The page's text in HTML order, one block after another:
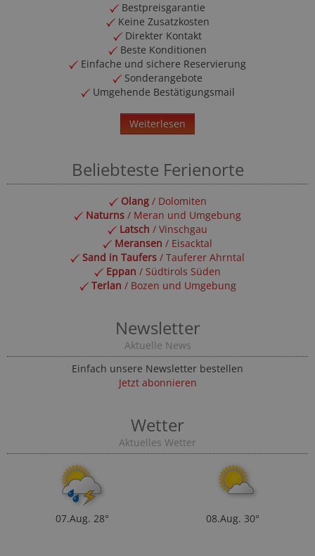
Bestpreisgarantie
Keine Zusatzkosten
Direkter Kontakt
Beste Konditionen
Einfache und sichere Reservierung
Sonderangebote
Umgehende Bestätigungsmail
Weiterlesen
Beliebteste Ferienorte
Olang/ Dolomiten
Naturns / Meran und Umgebung
Latsch / Vinschgau
Meransen / Eisacktal
Sand in Taufers / Tauferer Ahrntal
Eppan / Südtirols Süden
Terlan / Bozen und Umgebung
Newsletter
Aktuelle News
Einfach unsere Newsletter bestellen
Jetzt abonnieren
Wetter
Aktuelles Wetter
07.Aug. 28° 08.Aug. 30°